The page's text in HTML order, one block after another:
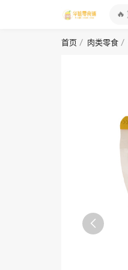
首页 肉类零食
